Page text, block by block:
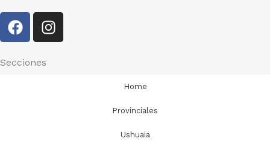
F
a
e
I
n
Secciones
Home
Provinciales
Ushuaia